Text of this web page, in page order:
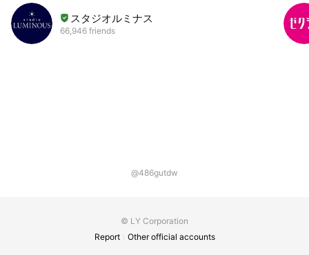
スタジオルミナス
66,946 friends
@486gutdw
© LY Corporation
Report
Other official accounts